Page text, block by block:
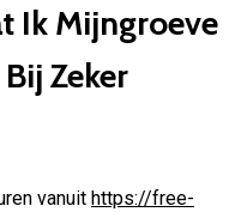
Ik Mijngroeve
Zeker
vanuit https://free-